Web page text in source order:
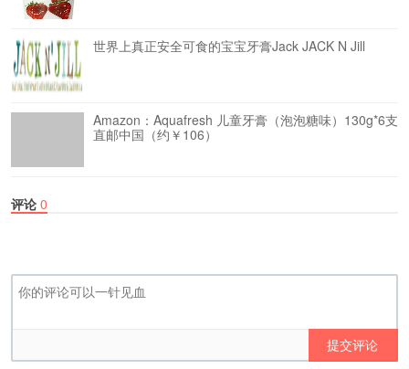
世界上真正安全可食的宝宝牙膏Jack JACK N Jill
Amazon：Aquafresh 儿童牙膏（泡泡糖味）130g*6支
直邮中国（约￥106）
评论 0
提交评论